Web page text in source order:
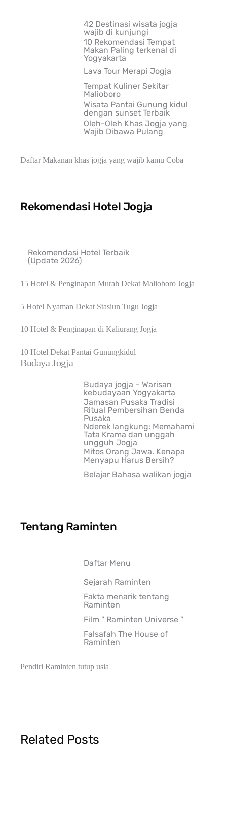
42 Destinasi wisata jogja
wajib di kunjungi
10 Rekomendasi Tempat
Makan Paling terkenal di
Yogyakarta
Lava Tour Merapi Jogja
Tempat Kuliner Sekitar
Malioboro
Wisata Pantai Gunung kidul
dengan sunset Terbaik
Oleh-Oleh Khas Jogja yang
Wajib Dibawa Pulang
Daftar Makanan khas jogja yang wajib kamu Coba
Rekomendasi Hotel Jogja
Rekomendasi Hotel Terbaik
(Update 2026)
15 Hotel & Penginapan Murah Dekat Malioboro Jogja
5 Hotel Nyaman Dekat Stasiun Tugu Jogja
10 Hotel & Penginapan di Kaliurang Jogja
10 Hotel Dekat Pantai Gunungkidul
Budaya Jogja
Budaya jogja – Warisan
kebudayaan Yogyakarta
Jamasan Pusaka Tradisi
Ritual Pembersihan Benda
Pusaka
Nderek langkung: Memahami
Tata Krama dan unggah
ungguh Jogja
Mitos Orang Jawa. Kenapa
Menyapu Harus Bersih?
Belajar Bahasa walikan jogja
Tentang Raminten
Daftar Menu
Sejarah Raminten
Fakta menarik tentang
Raminten
Film " Raminten Universe "
Falsafah The House of
Raminten
Pendiri Raminten tutup usia
Related Posts